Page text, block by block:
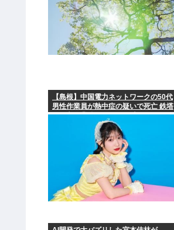
【島根】中国電力ネットワークの50代
男性作業員が熱中症の疑いで死亡 鉄塔
の保守作業後に倒れる 邑南町